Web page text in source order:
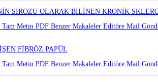
Tam MetinPDFBenzer MakalelerEditöre Mail
SİROZU OLARAK BİLİNEN KRONİK
Tam MetinPDFBenzer Makaleler
FİBRÖZ PAPÜL